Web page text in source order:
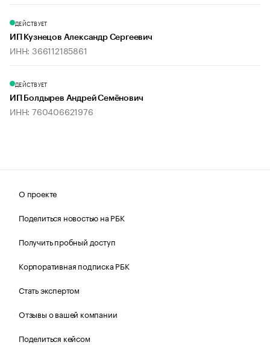
ДЕЙСТВУЕТ
ИП Кузнецов Александр Сергеевич
ИНН: 366112185861
ДЕЙСТВУЕТ
ИП Болдырев Андрей Семёнович
ИНН: 760406621976
О проекте
Поделиться новостью на РБК
Получить пробный доступ
Корпоративная подписка РБК
Стать экспертом
Отзывы о вашей компании
Поделиться кейсом